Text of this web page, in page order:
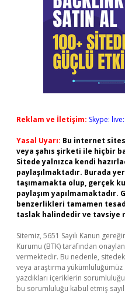
Reklam ve İletişim: Skype:
Yasal Uyarı: Bu internet
veya şahıs şirketi ile hiçbir
Sitede yalnızca kendi
paylaşılmaktadır. Burada
taşımamakta olup, gerçek
paylaşım
benzerlikleri tamamen
taslak halindedir ve tavsiye
Sitemiz, 5651 Sayılı Kanun
Kurumu (BTK) tarafından
vermektedir. Bu nedenle,
veya araştırma
yazdıkları içeriklerin
bu sorumluluğu kabul etmiş